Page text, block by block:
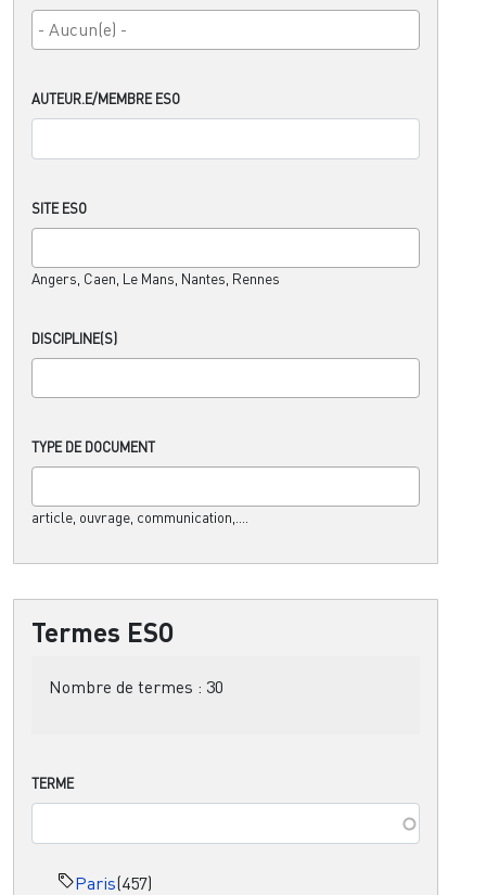
AUTEUR.E/MEMBRE ESO
SITE ESO
Angers, Caen, Le Mans, Nantes, Rennes
DISCIPLINE(S)
TYPE DE DOCUMENT
article, ouvrage, communication,....
Termes ESO
Nombre de termes : 30
TERME
Paris(457)